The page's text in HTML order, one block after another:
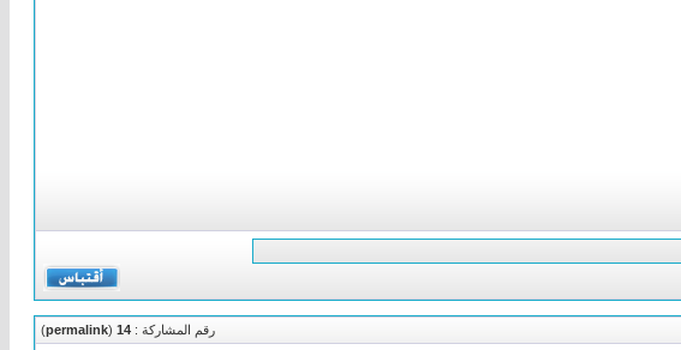
رقم المشاركة : 14
(
permalink
)